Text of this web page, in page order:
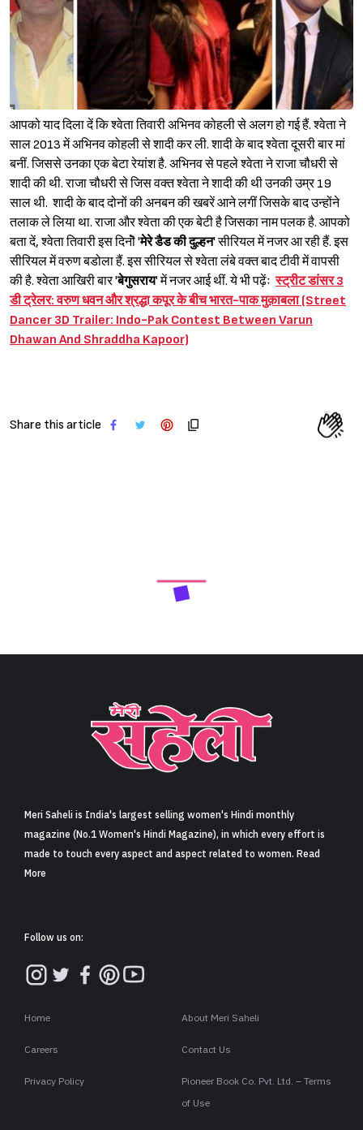
आपको याद दिला दें कि श्वेता तिवारी अभिनव कोहली से अलग हो गई हैं. श्वेता ने
साल 2013 में अभिनव कोहली से शादी कर ली. शादी के बाद श्वेता दूसरी बार मां
बनीं. जिससे उनका एक बेटा रेयांश है. अभिनव से पहले श्वेता ने राजा चौधरी से
शादी की थी. राजा चौधरी से जिस वक्त श्वेता ने शादी की थी उनकी उम्र 19
साल थी. शादी के बाद दोनों की अनबन की खबरें आने लगीं जिसके बाद उन्होंने
तलाक ले लिया था. राजा और श्वेता की एक बेटी है जिसका नाम पलक है. आपको
बता दें, श्वेता तिवारी इस दिनोॆ 'मेरे डैड की दुल्हन' सीरियल में नजर आ रही हैं. इस
सीरियल में वरुण बडोला हैं. इस सीरियल से श्वेता लंबे वक्त बाद टीवी में वापसी
की है. श्वेता आखिरी बार 'बेगुसराय' में नजर आई थीं. ये भी पढ़ेंःस्ट्रीट डांसर 3
डी ट्रेलर: वरुण धवन और श्रद्धा कपूर के बीच भारत-पाक मुक़ाबला (Street
Dancer 3D Trailer: Indo-Pak Contest Between Varun
Dhawan And Shraddha Kapoor)
Share this article
Meri Saheli is India's largest selling women's Hindi monthly
magazine (No.1 Women's Hindi Magazine), in which every effort is
made to touch every aspect and aspect related to women. Read
More
Follow us on:
Home About Meri Saheli
Careers Contact Us
Privacy Policy
Pioneer Book Co. Pvt. Ltd. – Terms
of Use